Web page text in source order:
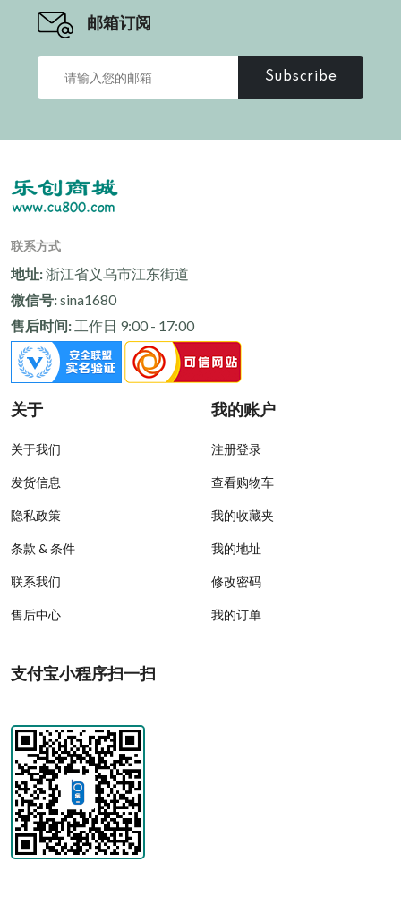
邮箱订阅
Subscribe
联系方式
地址:浙江省义乌市江东街道
微信号:sina1680
售后时间: 工作日 9:00 - 17:00
关于
关于我们
发货信息
隐私政策
条款 & 条件
联系我们
售后中心
我的账户
注册登录
查看购物车
我的收藏夹
我的地址
修改密码
我的订单
支付宝小程序扫一扫